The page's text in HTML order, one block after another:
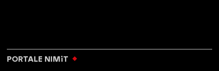
PORTALE NIMiT